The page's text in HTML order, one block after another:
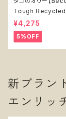
Tough
ctopus】
¥4,275
5%OFF
新ブラン
エンリッ